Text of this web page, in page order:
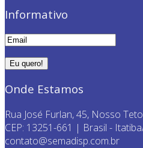
Informativo
Onde Estamos
Rua José Furlan, 45, Nosso Teto
CEP: 13251-661 | Brasil -
contato@semadisp.com.br